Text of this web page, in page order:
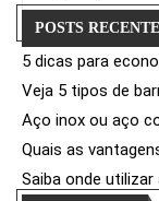
POSTS
5 dicas para
Veja 5 tipos de
Aço inox ou aço
Quais as
Saiba onde